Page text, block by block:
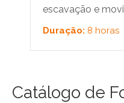
escavação e
Duração: 8 horas
Catálogo de